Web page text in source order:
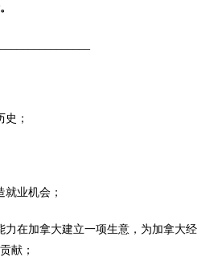
；
业机会；
力在加拿大建立一项生意，为加拿大经
献；